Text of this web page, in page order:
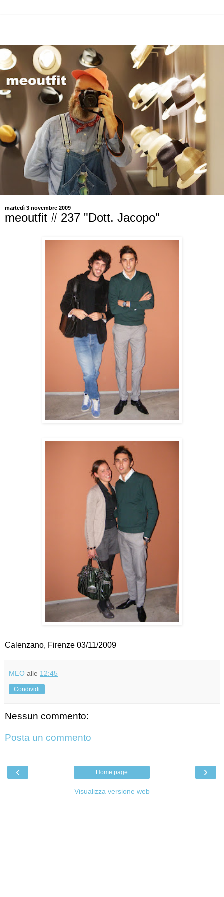
martedì 3 novembre 2009
meoutfit # 237 "Dott. Jacopo"
Calenzano, Firenze 03/11/2009
MEO alle 12:45
Condividi
Nessun commento:
Posta un commento
‹ ›
Home page
Visualizza versione web